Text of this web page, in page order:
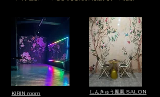
KIRIN room しんきゅう鳳凰 SALON